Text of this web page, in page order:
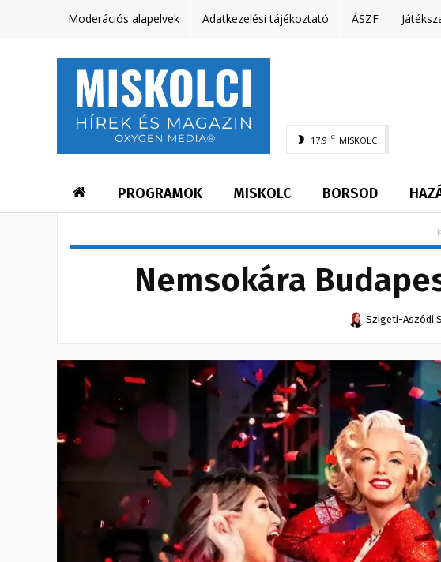
Moderációs alapelvek Adatkezelési tájékoztató ÁSZF
17.9 C MISKOLC
PROGRAMOK MISKOLC BORSOD
Nemsokára
Szigeti-Aszódi